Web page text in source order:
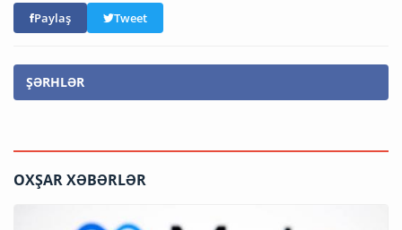
Paylaş Tweet
ŞƏRHLƏR
OXŞAR XƏBƏRLƏR